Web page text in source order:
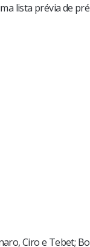
lista prévia de
Ciro e Tebet;